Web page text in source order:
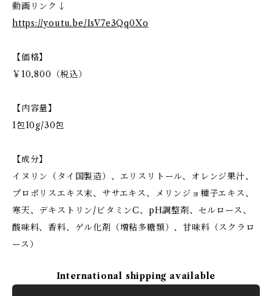
動画リンク↓
https://youtu.be/IsV7e3Qq0Xo
【価格】
￥10,800（税込）
【内容量】
1包10g/30包
【成分】
イヌリン（タイ国製造）、エリスリトール、オレンジ果汁、
プロポリスエキス末、ササエキス、メリンジョ種子エキス、
寒天、デキストリン/ビタミンC、pH調整剤、セルロース、
酸味料、香料、ゲル化剤（増粘多糖類）、甘味料（スクラロ
ース）
International shipping available